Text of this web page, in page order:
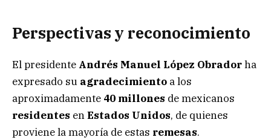
Perspectivas y reconocimiento
El presidente Andrés Manuel López Obradorha
expresado su agradecimiento a los
aproximadamente 40 millones de mexicanos
residentes enEstados Unidos, de quienes
proviene la mayoría de estas remesas.